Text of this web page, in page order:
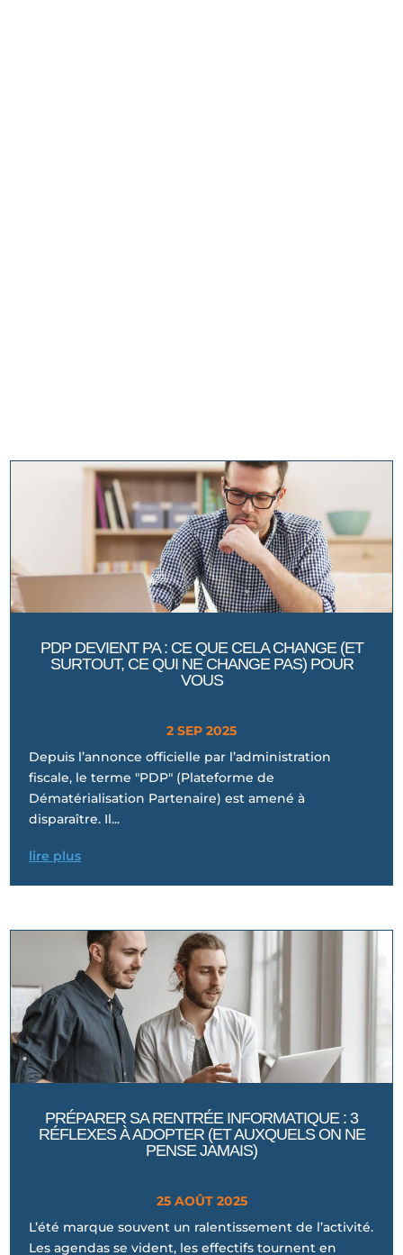
PDP DEVIENT PA : CE QUE CELA CHANGE (ET
SURTOUT, CE QUI NE CHANGE PAS) POUR
VOUS
2 SEP 2025
Depuis l’annonce officielle par l’administration
fiscale, le terme "PDP" (Plateforme de
Dématérialisation Partenaire) est amené à
disparaître. Il...
lire plus
PRÉPARER SA RENTRÉE INFORMATIQUE : 3
RÉFLEXES À ADOPTER (ET AUXQUELS ON NE
PENSE JAMAIS)
25 AOÛT 2025
L’été marque souvent un ralentissement de l’activité.
Les agendas se vident, les effectifs tournent en